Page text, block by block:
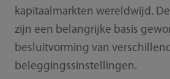
kapitaalmarkten wereldwijd.
zijn een belangrijke basis
besluitvorming van
beleggingssinstellingen.